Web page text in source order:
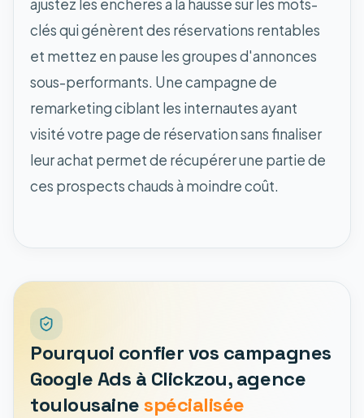
ajustez les enchères à la hausse sur les mots-
clés qui génèrent des réservations rentables
et mettez en pause les groupes d'annonces
sous-performants. Une campagne de
remarketing ciblant les internautes ayant
visité votre page de réservation sans finaliser
leur achat permet de récupérer une partie de
ces prospects chauds à moindre coût.
Pourquoi confier vos campagnes
Google Ads à Clickzou, agence
toulousaine spécialisée